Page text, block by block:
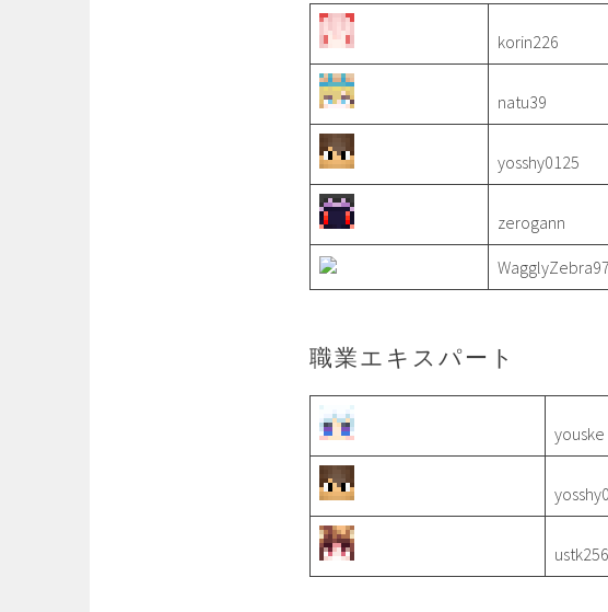
korin226
natu39
yosshy0125
zerogann
職業エキスパート
youske
ustk256